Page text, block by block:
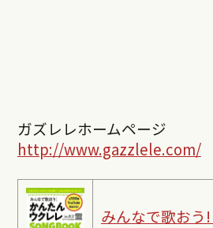
ガズレレホームページ
http://www.gazzlele.com/
みんなで歌おう